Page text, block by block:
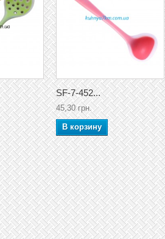
SF-7-452...
45,30 грн.
В корзину